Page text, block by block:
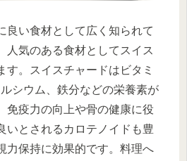
良い食材として広く知られて
人気のある食材としてスイス
す。スイスチャードはビタミ
シウム、鉄分などの栄養素が
免疫力の向上や骨の健康に役
いとされるカロテノイドも豊
力保持に効果的です。料理へ